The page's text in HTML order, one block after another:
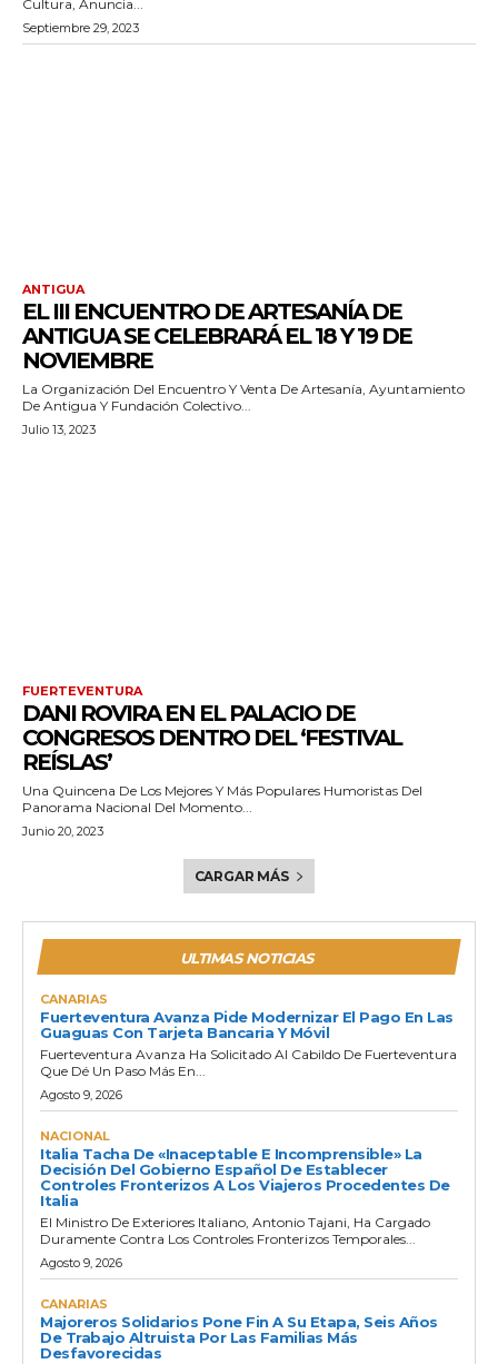
Cultura, Anuncia...
Septiembre 29, 2023
ANTIGUA
EL III ENCUENTRO DE ARTESANÍA DE
ANTIGUA SE CELEBRARÁ EL 18 Y 19 DE
NOVIEMBRE
La Organización Del Encuentro Y Venta De Artesanía, Ayuntamiento
De Antigua Y Fundación Colectivo...
Julio 13, 2023
FUERTEVENTURA
DANI ROVIRA EN EL PALACIO DE
CONGRESOS DENTRO DEL ‘FESTIVAL
REÍSLAS’
Una Quincena De Los Mejores Y Más Populares Humoristas Del
Panorama Nacional Del Momento...
Junio 20, 2023
CARGAR MÁS
ULTIMAS NOTICIAS
CANARIAS
Fuerteventura Avanza Pide Modernizar El Pago En Las
Guaguas Con Tarjeta Bancaria Y Móvil
Fuerteventura Avanza Ha Solicitado Al Cabildo De Fuerteventura
Que Dé Un Paso Más En...
Agosto 9, 2026
NACIONAL
Italia Tacha De «inaceptable E Incomprensible» La
Decisión Del Gobierno Español De Establecer
Controles Fronterizos A Los Viajeros Procedentes De
Italia
El Ministro De Exteriores Italiano, Antonio Tajani, Ha Cargado
Duramente Contra Los Controles Fronterizos Temporales...
Agosto 9, 2026
CANARIAS
Majoreros Solidarios Pone Fin A Su Etapa, Seis Años
De Trabajo Altruista Por Las Familias Más
Desfavorecidas